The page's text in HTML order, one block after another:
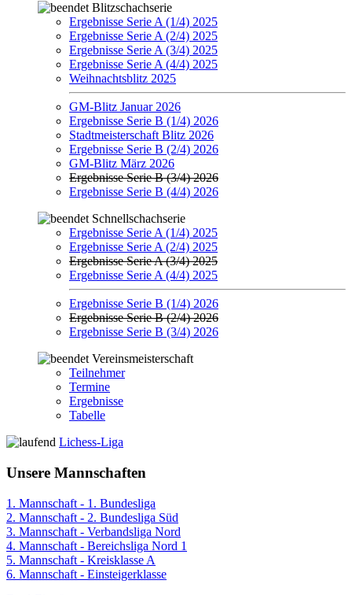
Blitzschachserie
Ergebnisse Serie A (1/4) 2025
Ergebnisse Serie A (2/4) 2025
Ergebnisse Serie A (3/4) 2025
Ergebnisse Serie A (4/4) 2025
Weihnachtsblitz 2025
GM-Blitz Januar 2026
Ergebnisse Serie B (1/4) 2026
Stadtmeisterschaft Blitz 2026
Ergebnisse Serie B (2/4) 2026
GM-Blitz März 2026
Ergebnisse Serie B (3/4) 2026
Ergebnisse Serie B (4/4) 2026
Schnellschachserie
Ergebnisse Serie A (1/4) 2025
Ergebnisse Serie A (2/4) 2025
Ergebnisse Serie A (3/4) 2025
Ergebnisse Serie A (4/4) 2025
Ergebnisse Serie B (1/4) 2026
Ergebnisse Serie B (2/4) 2026
Ergebnisse Serie B (3/4) 2026
Vereinsmeisterschaft
Teilnehmer
Termine
Ergebnisse
Tabelle
Lichess-Liga
Unsere Mannschaften
1. Mannschaft - 1. Bundesliga
2. Mannschaft - 2. Bundesliga Süd
3. Mannschaft - Verbandsliga Nord
4. Mannschaft - Bereichsliga Nord 1
5. Mannschaft - Kreisklasse A
6. Mannschaft - Einsteigerklasse